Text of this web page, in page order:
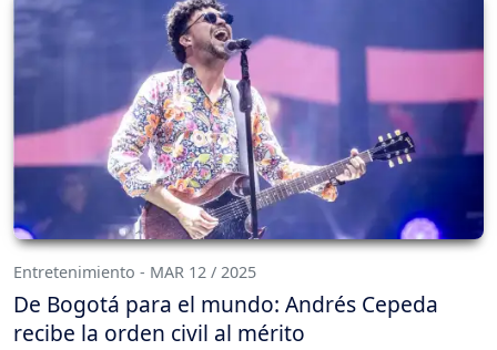
Entretenimiento - MAR 12 / 2025
De Bogotá para el mundo: Andrés Cepeda
recibe la orden civil al mérito